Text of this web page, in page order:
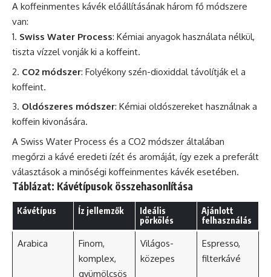
A koffeinmentes kávék előállításának három fő módszere
van:
Swiss Water Process: Kémiai anyagok használata nélkül,
tiszta vízzel vonják ki a koffeint.
CO2 módszer: Folyékony szén-dioxiddal távolítják el a
koffeint.
Oldószeres módszer: Kémiai oldószereket használnak a
koffein kivonására.
A Swiss Water Process és a CO2 módszer általában
megőrzi a kávé eredeti ízét és aromáját, így ezek a preferált
választások a minőségi koffeinmentes kávék esetében.
Táblázat: Kávétípusok összehasonlítása
Kávétípus Íz jellemzők
Ideális
pörkölés
Ajánlott
felhasználás
Arabica
Finom,
komplex,
gyümölcsös
Világos-
közepes
Espresso,
filterkávé